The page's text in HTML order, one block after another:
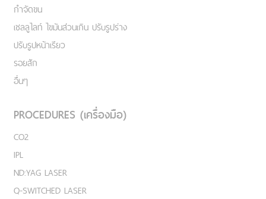
กำจัดขน
เชลลูไลท์ ไขมันส่วนเกิน ปรับรูปร่าง
ปรับรูปหน้าเรียว
รอยสัก
อื่นๆ
PROCEDURES (เครื่องมือ)
CO2
IPL
ND:YAG LASER
Q-SWITCHED LASER